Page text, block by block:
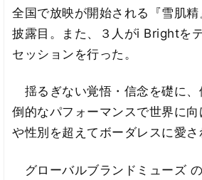
全国で放映が開始される『雪肌
披露目。また、３人がi Brightを
セッションを行った。
揺るぎない覚悟・信念を礎に、
倒的なパフォーマンスで世界に
や性別を超えてボーダレスに愛さ
グローバルブランドミューズ の